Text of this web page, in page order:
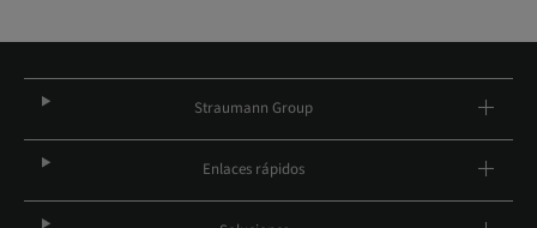
Straumann Group
Enlaces rápidos